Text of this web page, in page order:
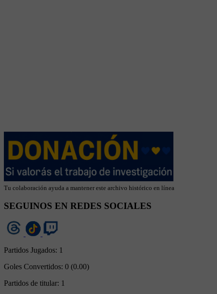
Tu colaboración ayuda a mantener este archivo histórico en línea
SEGUINOS EN REDES SOCIALES
Partidos Jugados: 1
Goles Convertidos: 0 (0.00)
Partidos de titular: 1